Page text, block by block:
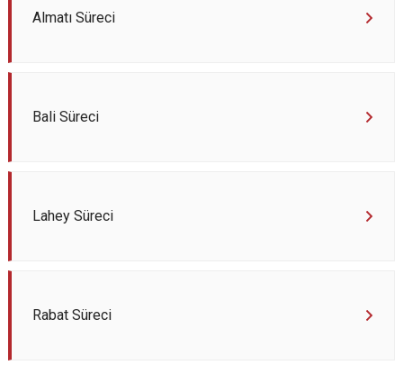
Almatı Süreci
Bali Süreci
Lahey Süreci
Rabat Süreci